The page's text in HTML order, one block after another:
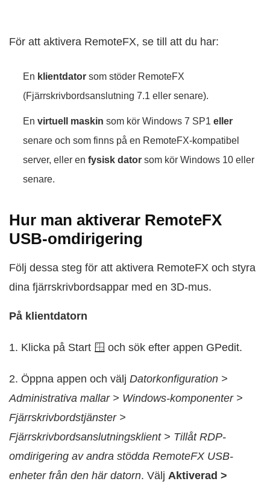
För att aktivera RemoteFX, se till att du har:
En klientdator som stöder RemoteFX
(Fjärrskrivbordsanslutning 7.1 eller senare).
En virtuell maskin som kör Windows 7 SP1 eller
senare och som finns på en RemoteFX-kompatibel
server, eller en fysisk dator som kör Windows 10 eller
senare.
Hur man aktiverar RemoteFX
USB-omdirigering
Följ dessa steg för att aktivera RemoteFX och styra
dina fjärrskrivbordsappar med en 3D-mus.
På klientdatorn
1. Klicka på Start 🪟 och sök efter appen GPedit.
2. Öppna appen och välj Dator­konfiguration >
Administrativa mallar > Windows-komponenter >
Fjärrskrivbordstjänster >
Fjärrskrivbordsanslutningsklient > Tillåt RDP-
omdirigering av andra stödda RemoteFX USB-
enheter från den här datorn. Välj Aktiverad >